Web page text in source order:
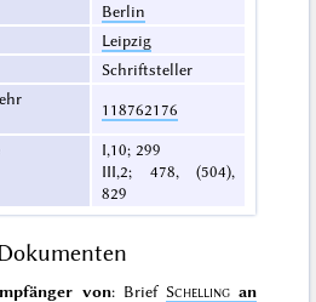
Berlin
Leipzig
Schriftsteller
118762176
I,10; 299
III,2; 478, (504),
829
von: Brief Schelling an